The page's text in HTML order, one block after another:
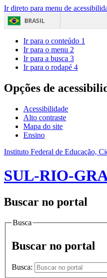
Ir direto para menu de
BRASIL
Ir para o conteúdo 1
Ir para o menu 2
Ir para a busca 3
Ir para o rodapé 4
Opções de
Acessibilidade
Alto contraste
Mapa do site
Ensino
Instituto Federal de Educação,
SUL-RIO-
Buscar no portal
Busca
Buscar no portal
Busca: